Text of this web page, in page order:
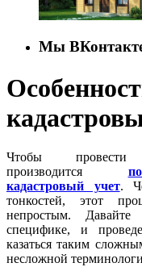
Мы
Чтобы провести
производится
кадастровый учет.
тонкостей, этот
непростым. Давайте
специфике, и
казаться таким
несложной